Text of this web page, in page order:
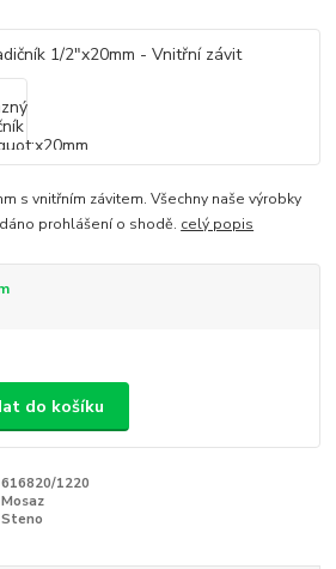
s vnitřním závitem. Všechny naše výrobky
prohlášení o shodě. celý popis
do košíku
616820/1220
Mosaz
Steno